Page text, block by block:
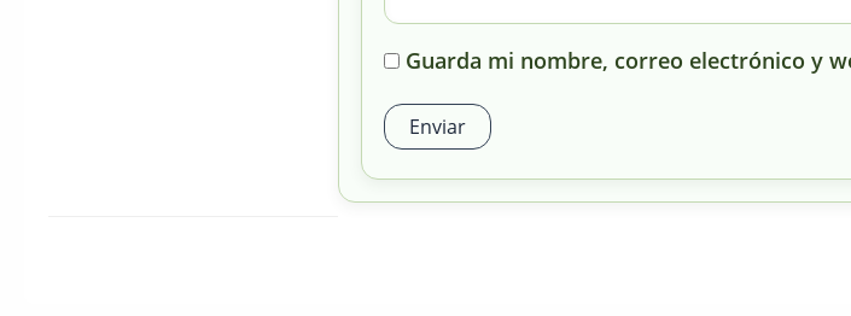
Guarda mi nombre, correo electrónico y